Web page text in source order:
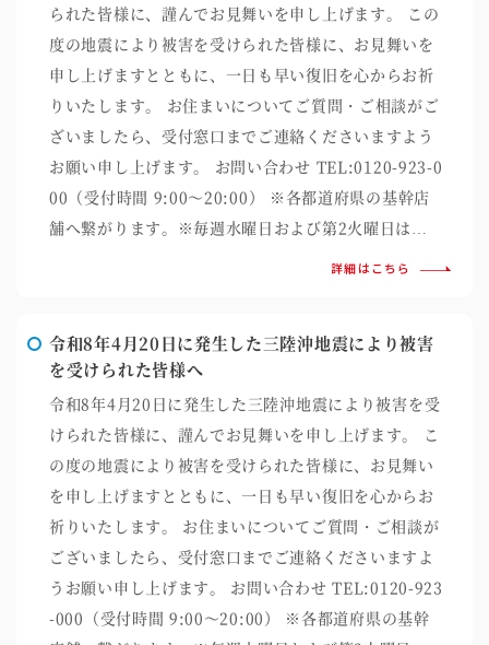
られた皆様に、謹んでお見舞いを申し上げます。 この
度の地震により被害を受けられた皆様に、お見舞いを
申し上げますとともに、一日も早い復旧を心からお祈
りいたします。 お住まいについてご質問・ご相談がご
ざいましたら、受付窓口までご連絡くださいますよう
お願い申し上げます。 お問い合わせ TEL:0120-923-0
00（受付時間 9:00～20:00） ※各都道府県の基幹店
舗へ繋がります。※毎週水曜日および第2火曜日は…
詳細はこちら
令和8年4月20日に発生した三陸沖地震により被害
を受けられた皆様へ
令和8年4月20日に発生した三陸沖地震により被害を受
けられた皆様に、謹んでお見舞いを申し上げます。 こ
の度の地震により被害を受けられた皆様に、お見舞い
を申し上げますとともに、一日も早い復旧を心からお
祈りいたします。 お住まいについてご質問・ご相談が
ございましたら、受付窓口までご連絡くださいますよ
うお願い申し上げます。 お問い合わせ TEL:0120-923
-000（受付時間 9:00～20:00） ※各都道府県の基幹